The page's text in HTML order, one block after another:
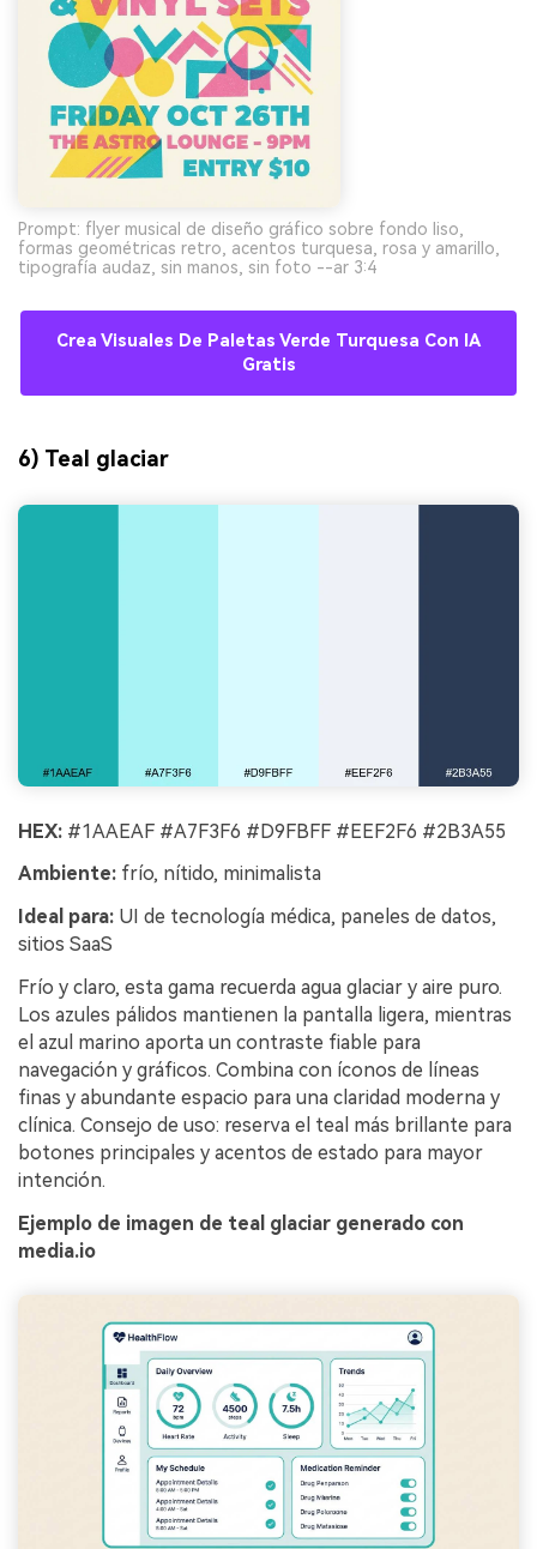
Prompt: flyer musical de diseño gráfico sobre fondo liso,
formas geométricas retro, acentos turquesa, rosa y amarillo,
tipografía audaz, sin manos, sin foto --ar 3:4
Crea Visuales De Paletas Verde Turquesa Con IA
Gratis
6) Teal glaciar
HEX: #1AAEAF #A7F3F6 #D9FBFF #EEF2F6 #2B3A55
Ambiente: frío, nítido, minimalista
Ideal para: UI de tecnología médica, paneles de datos,
sitios SaaS
Frío y claro, esta gama recuerda agua glaciar y aire puro.
Los azules pálidos mantienen la pantalla ligera, mientras
el azul marino aporta un contraste fiable para
navegación y gráficos. Combina con íconos de líneas
finas y abundante espacio para una claridad moderna y
clínica. Consejo de uso: reserva el teal más brillante para
botones principales y acentos de estado para mayor
intención.
Ejemplo de imagen de teal glaciar generado con
media.io